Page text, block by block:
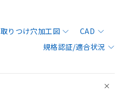
取りつけ穴加工図
CAD
規格認証/適合状況